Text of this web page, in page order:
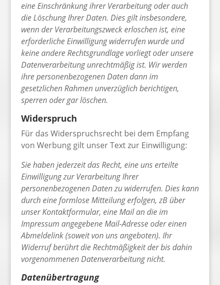
eine Einschränkung ihrer Verarbeitung oder auch
die Löschung Ihrer Daten. Dies gilt insbesondere,
wenn der Verarbeitungszweck erloschen ist, eine
erforderliche Einwilligung widerrufen wurde und
keine andere Rechtsgrundlage vorliegt oder unsere
Datenverarbeitung unrechtmäßig ist. Wir werden
ihre personenbezogenen Daten dann im
gesetzlichen Rahmen unverzüglich berichtigen,
sperren oder gar löschen.
Widerspruch
Für das Widerspruchsrecht bei dem Empfang
von Werbung gilt unser Text zur Einwilligung:
Sie haben jederzeit das Recht, eine uns erteilte
Einwilligung zur Verarbeitung Ihrer
personenbezogenen Daten zu widerrufen. Dies kann
durch eine formlose Mitteilung erfolgen, zB über
unser Kontaktformular, eine Mail an die im
Impressum angegebene Mail-Adresse oder einen
Abmeldelink (soweit von uns angeboten). Ihr
Widerruf berührt die Rechtmäßigkeit der bis dahin
vorgenommenen Datenverarbeitung nicht.
Datenübertragung